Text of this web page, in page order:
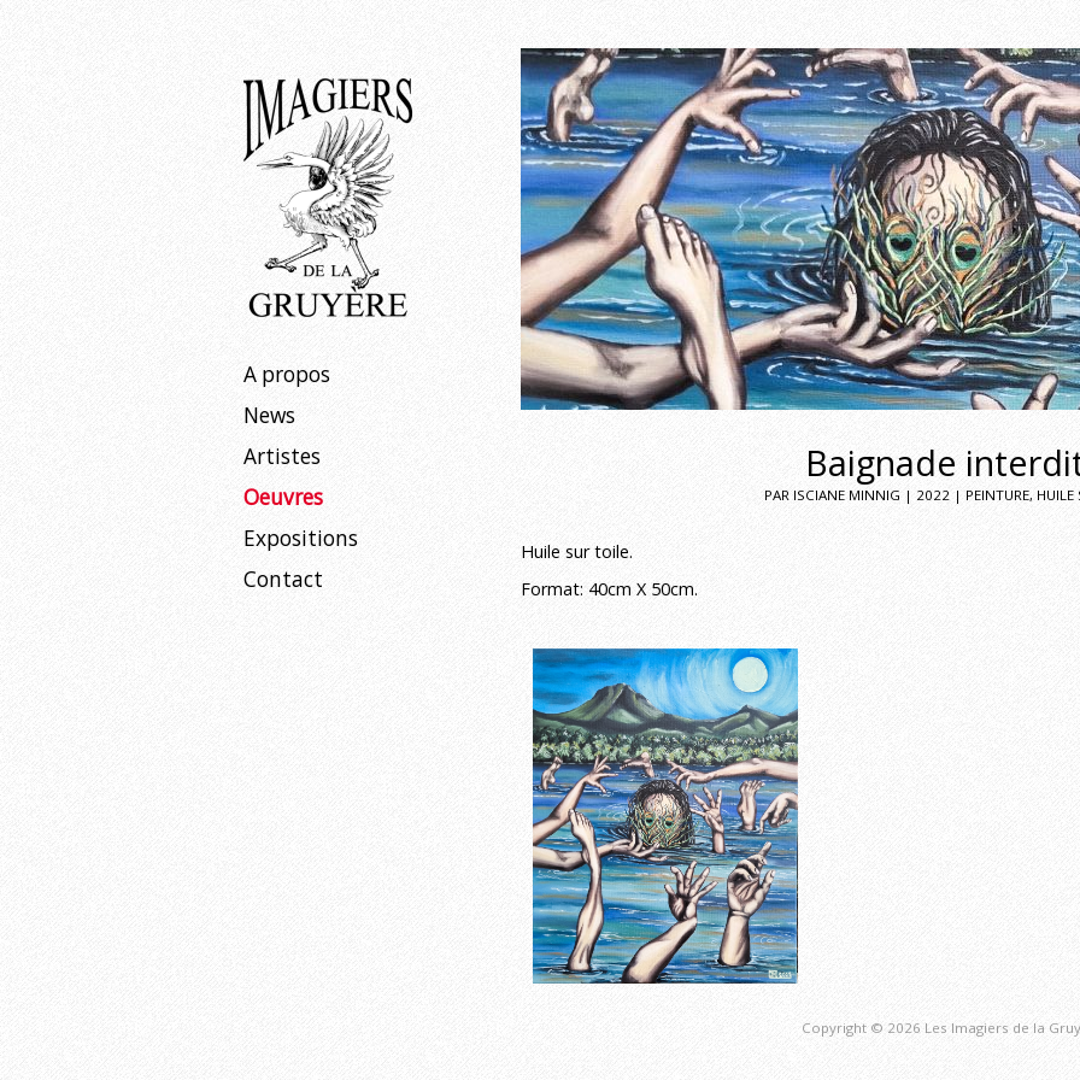
Aller
au
contenu
A propos
News
Artistes
Oeuvres
Expositions
Contact
Baignade
PAR ISCIANE MINNIG | 2022 | PEINTURE, HUILE
Huile sur toile.
Format: 40cm X 50cm.
Copyright © 2026 Les Imagiers de la